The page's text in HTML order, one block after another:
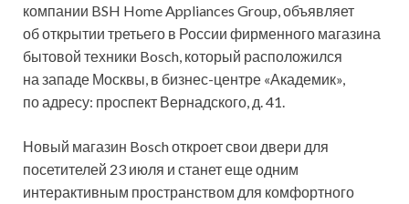
компании BSH Home Appliances Group, объявляет
об открытии третьего в России фирменного магазина
бытовой техники Bosch, который расположился
на западе Москвы, в бизнес-центре «Академик»,
по адресу: проспект Вернадского, д. 41.
Новый магазин Bosch откроет свои двери для
посетителей 23 июля и станет еще одним
интерактивным пространством для комфортного